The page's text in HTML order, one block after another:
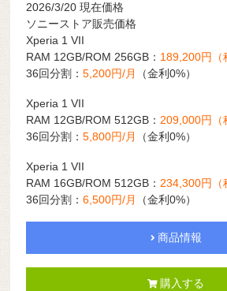
2026/3/20 現在価格
ソニーストア販売価格
Xperia 1 VII
RAM 12GB/ROM 256GB： 189,200円（
36回分割：5,200円/月 （金利0%）
Xperia 1 VII
RAM 12GB/ROM 512GB：209,000円（
36回分割：5,800円/月 （金利0%）
Xperia 1 VII
RAM 16GB/ROM 512GB： 234,300円（
36回分割：6,500円/月 （金利0%）
商品情報
購入する